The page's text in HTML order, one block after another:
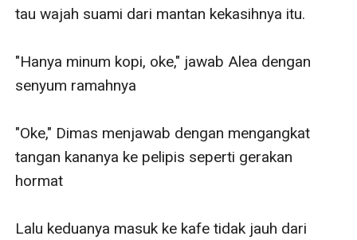
tau wajah suami dari mantan kekasihnya itu.
"Hanya minum kopi, oke," jawab Alea dengan
senyum ramahnya
"Oke," Dimas menjawab dengan mengangkat
tangan kananya ke pelipis seperti gerakan
hormat
Lalu keduanya masuk ke kafe tidak jauh dari